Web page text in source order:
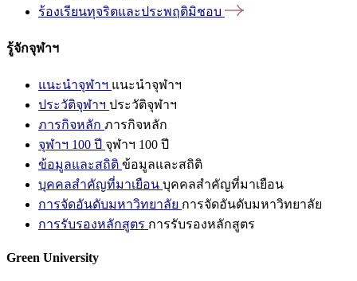
ร้องเรียนทุจริตและประพฤติมิชอบ
รู้จักจุฬาฯ
แนะนำจุฬาฯ แนะนำจุฬาฯ
ประวัติจุฬาฯ ประวัติจุฬาฯ
ภารกิจหลัก ภารกิจหลัก
จุฬาฯ 100 ปี จุฬาฯ 100 ปี
ข้อมูลและสถิติ ข้อมูลและสถิติ
บุคคลสำคัญที่มาเยือน บุคคลสำคัญที่มาเยือน
การจัดอันดับมหาวิทยาลัย การจัดอันดับมหาวิทยาลัย
การรับรองหลักสูตร การรับรองหลักสูตร
Green University